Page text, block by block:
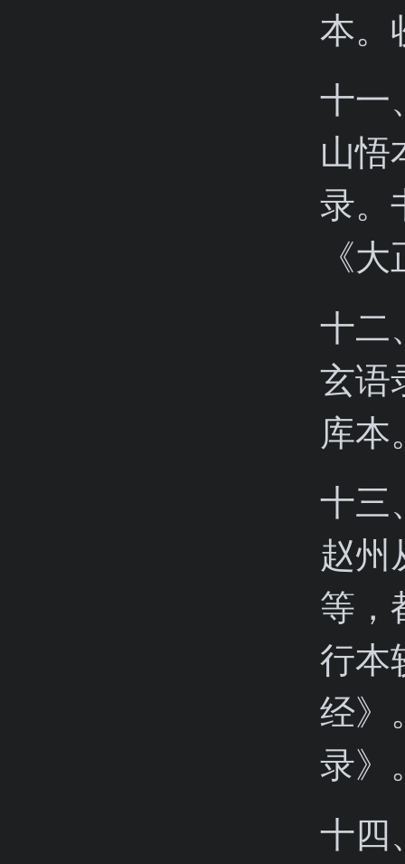
本。
十一
山悟
录。
《
十二
玄语
库本
十三
赵州
等，
行本
经》
录》
十四